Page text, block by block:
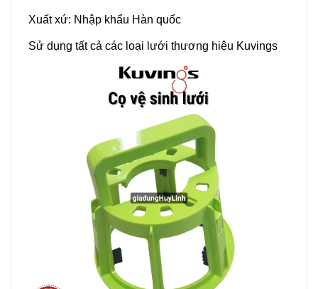
Xuất xứ: Nhập khẩu Hàn quốc
Sử dụng tất cả các loại lưới thương hiệu Kuvings